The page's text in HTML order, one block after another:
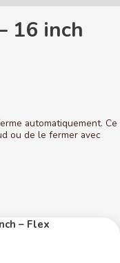
16 inch
automatiquement. Ce
ou de le fermer avec
– Flex